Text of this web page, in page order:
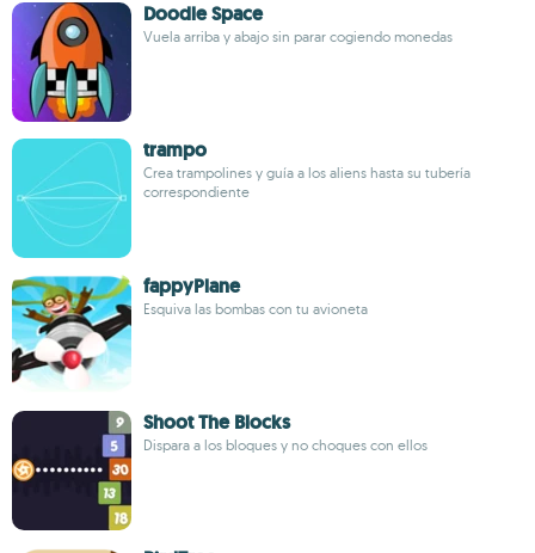
Doodle Space
Vuela arriba y abajo sin parar cogiendo monedas
trampo
Crea trampolines y guía a los aliens hasta su tubería
correspondiente
fappyPlane
Esquiva las bombas con tu avioneta
Shoot The Blocks
Dispara a los bloques y no choques con ellos